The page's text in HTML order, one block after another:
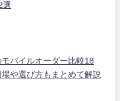
選
バイルオーダー比較18
や選び方もまとめて解説